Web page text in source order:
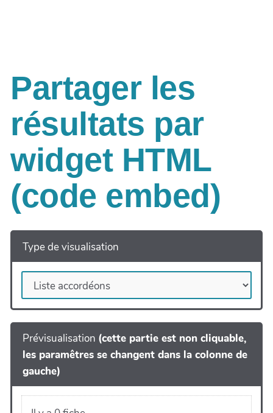
Partager les
résultats par
widget HTML
(code embed)
Type de visualisation
Prévisualisation (cette partie est non cliquable,
les paramêtres se changent dans la colonne de
gauche)